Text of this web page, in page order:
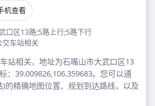
机查看
口区13路;5路上行;5路下行
交车站相关
站相关，地址为石嘴山市大武口区13
：39.009826,106.359683。您可以通
的精确地图位置、规划到达路线，以及